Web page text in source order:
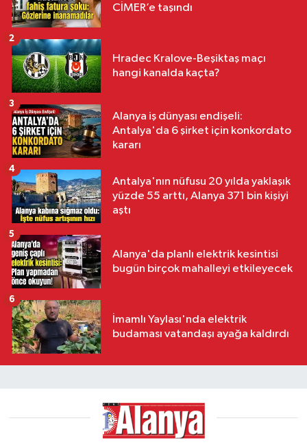
CİMER’e taşındı
Hradec Kralove-Beşiktaş maçı
hangi kanalda kaçta?
2
Alanya iş dünyası endişeli:
Antalya'da 6 şirket için konkordato
kararı
3
Antalya'nın nüfusu 20 yılda yaklaşık
yüzde 55 arttı, Alanya 371 bin kişiyi
aştı
4
Alanya'da planlı elektrik kesintisi
bugün birçok mahalleyi etkileyecek
5
İmamlı Yaylası'nda elektrik
budaması vatandaşı ayağa kaldırdı
6